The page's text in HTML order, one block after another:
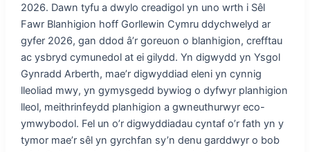
2026. Dawn tyfu a dwylo creadigol yn uno wrth i Sêl
Fawr Blanhigion hoff Gorllewin Cymru ddychwelyd ar
gyfer 2026, gan ddod â’r goreuon o blanhigion, crefftau
ac ysbryd cymunedol at ei gilydd. Yn digwydd yn Ysgol
Gynradd Arberth, mae’r digwyddiad eleni yn cynnig
lleoliad mwy, yn gymysgedd bywiog o dyfwyr planhigion
lleol, meithrinfeydd planhigion a gwneuthurwyr eco-
ymwybodol. Fel un o’r digwyddiadau cyntaf o’r fath yn y
tymor mae’r sêl yn gyrchfan sy’n denu garddwyr o bob